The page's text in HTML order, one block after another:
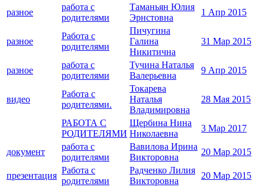
разное
работа с
родителями
Таманьян Юлия
Эрнстовна
1 Апр 2015
разное
Работа с
родителями
Пичугина
Галина
Никитична
31 Мар 2015
разное
работа с
родителями
Тучина Наталья
Валерьевна
9 Апр 2015
видео
Работа с
родителями.
Токарева
Наталья
Владимировна
28 Мая 2015
РАБОТА С
РОДИТЕЛЯМИ
Щербина Нина
Николаевна
3 Мар 2017
документ
работа с
родителями
Вавилова Ирина
Викторовна
20 Мар 2015
презентация
Работа с
родителями
Радченко Лилия
Викторовна
20 Мар 2015